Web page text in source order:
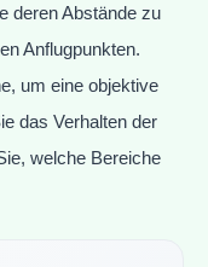
deren Abstände zu
Anflugpunkten.
um eine objektive
das Verhalten der
welche Bereiche